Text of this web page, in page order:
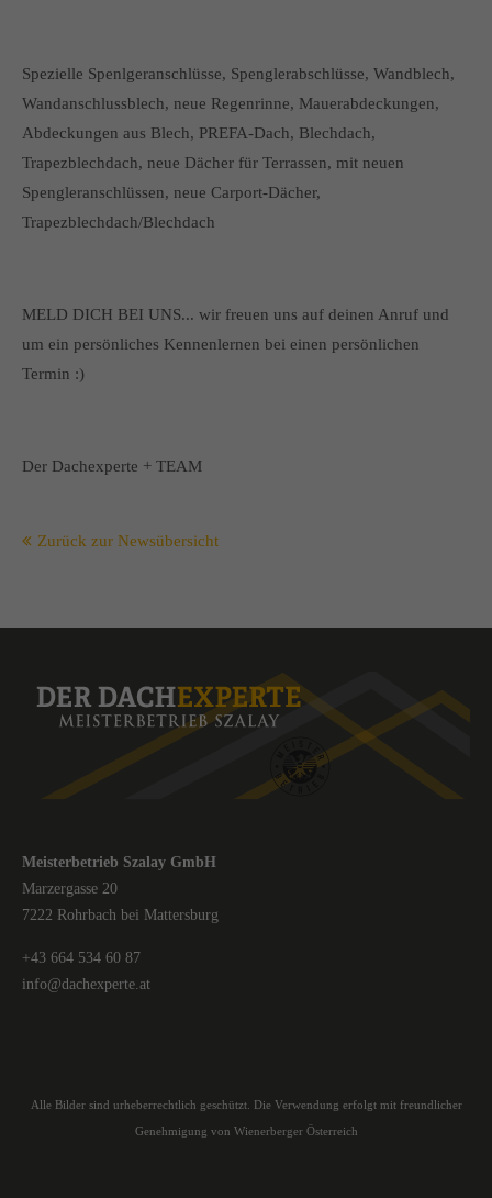
Spezielle Spenlgeranschlüsse, Spenglerabschlüsse, Wandblech,
Wandanschlussblech, neue Regenrinne, Mauerabdeckungen,
Abdeckungen aus Blech, PREFA-Dach, Blechdach,
Trapezblechdach, neue Dächer für Terrassen, mit neuen
Spengleranschlüssen, neue Carport-Dächer,
Trapezblechdach/Blechdach
MELD DICH BEI UNS... wir freuen uns auf deinen Anruf und
um ein persönliches Kennenlernen bei einen persönlichen
Termin :)
Der Dachexperte + TEAM
Zurück zur Newsübersicht
Meisterbetrieb Szalay GmbH
Marzergasse 20
7222 Rohrbach bei Mattersburg
+43 664 534 60 87
info@dachexperte.at
Alle Bilder sind urheberrechtlich geschützt. Die Verwendung erfolgt mit freundlicher
Genehmigung von Wienerberger Österreich